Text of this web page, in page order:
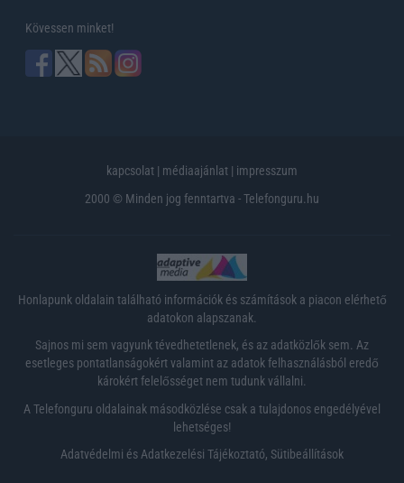
Kövessen minket!
kapcsolat | médiaajánlat | impresszum
2000 © Minden jog fenntartva - Telefonguru.hu
Honlapunk oldalain található információk és számítások a piacon elérhető
adatokon alapszanak.
Sajnos mi sem vagyunk tévedhetetlenek, és az adatközlők sem. Az
esetleges pontatlanságokért valamint az adatok felhasználásból eredő
károkért felelősséget nem tudunk vállalni.
A Telefonguru oldalainak másodközlése csak a tulajdonos engedélyével
lehetséges!
Adatvédelmi és Adatkezelési Tájékoztató, Sütibeállítások